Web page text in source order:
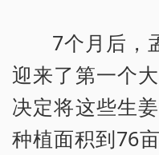
7个月后，
迎来了第一个
决定将这些生
种植面积到76